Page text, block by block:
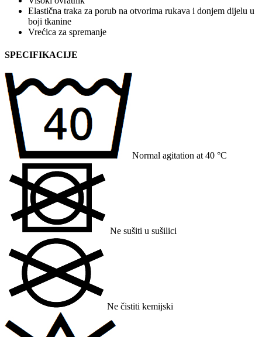
Elastična traka za porub na otvorima rukava i donjem dijelu u
boji tkanine
Vrećica za spremanje
SPECIFIKACIJE
Normal agitation at 40 °C
Ne sušiti u sušilici
Ne čistiti kemijski